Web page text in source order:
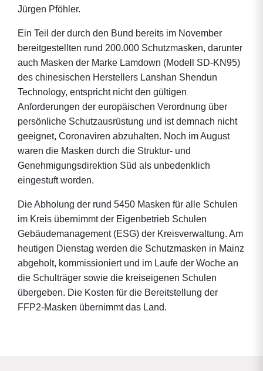
Jürgen Pföhler.
Ein Teil der durch den Bund bereits im November
bereitgestellten rund 200.000 Schutzmasken, darunter
auch Masken der Marke Lamdown (Modell SD-KN95)
des chinesischen Herstellers Lanshan Shendun
Technology, entspricht nicht den gültigen
Anforderungen der europäischen Verordnung über
persönliche Schutzausrüstung und ist demnach nicht
geeignet, Coronaviren abzuhalten. Noch im August
waren die Masken durch die Struktur- und
Genehmigungsdirektion Süd als unbedenklich
eingestuft worden.
Die Abholung der rund 5450 Masken für alle Schulen
im Kreis übernimmt der Eigenbetrieb Schulen
Gebäudemanagement (ESG) der Kreisverwaltung. Am
heutigen Dienstag werden die Schutzmasken in Mainz
abgeholt, kommissioniert und im Laufe der Woche an
die Schulträger sowie die kreiseigenen Schulen
übergeben. Die Kosten für die Bereitstellung der
FFP2-Masken übernimmt das Land.